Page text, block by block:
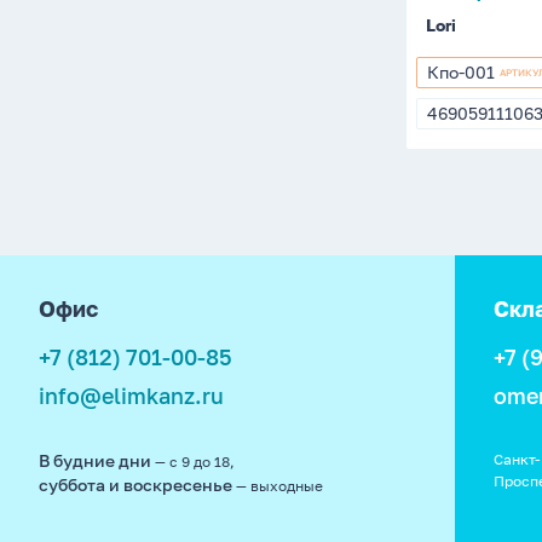
Lori
Кпо-001
Кпо-001
Офис
+7 (812) 701-00-85
info@elimkanz.ru
В будние дни — с 9 до 18,
суббота и воскресенье — выходные
+7